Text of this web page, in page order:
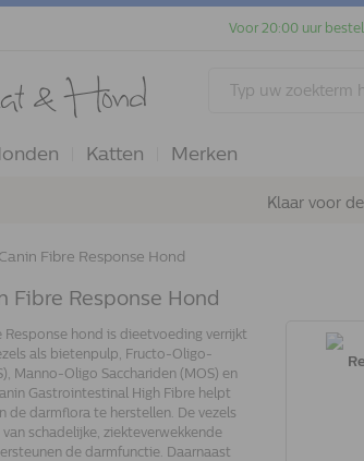
Voor 20:00 uur
Katten Merken
Klaar voor
Fibre Response Hond
Fibre Response Hond
Response hond is dieetvoeding verrijkt
als bietenpulp, Fructo-Oligo-
Manno-Oligo Sacchariden (MOS) en
Gastrointestinal High Fibre helpt
de darmflora te herstellen. De vezels
schadelijke, ziekteverwekkende
de darmfunctie. Daarnaast